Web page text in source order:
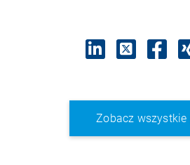
Zobacz wszystkie